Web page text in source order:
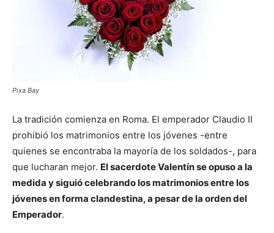
Pixa Bay
La tradición comienza en Roma. El emperador Claudio II
prohibió los matrimonios entre los jóvenes -entre
quienes se encontraba la mayoría de los soldados-, para
que lucharan mejor. El sacerdote Valentín se opuso a la
medida y siguió celebrando los matrimonios entre los
jóvenes en forma clandestina, a pesar de la orden del
Emperador.